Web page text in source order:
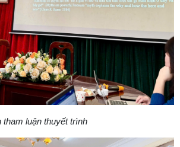
tham luận thuyết trình